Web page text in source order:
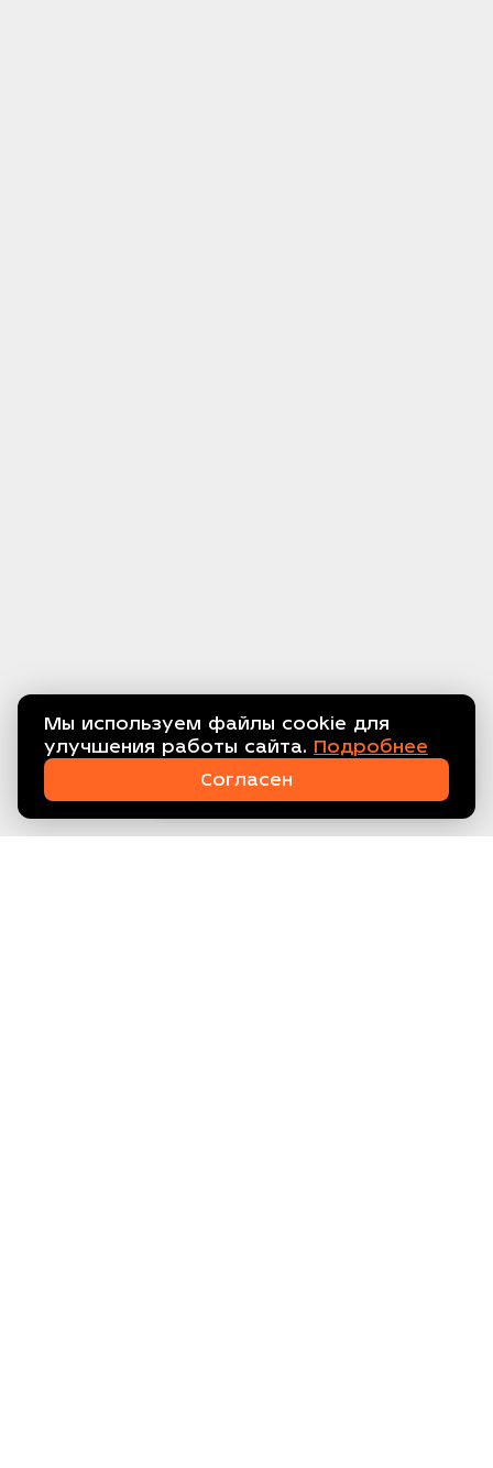
Мы используем файлы cookie для
улучшения работы сайта. Подробнее
Согласен
Связаться с нами!